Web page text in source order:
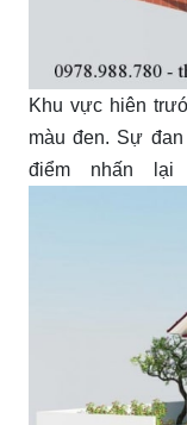
Khu vực hiên
màu đen. Sự
điểm nhấn